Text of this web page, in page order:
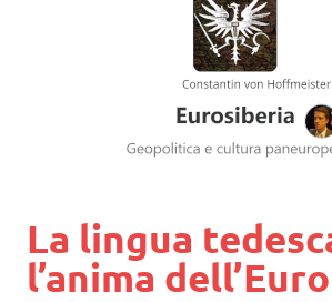
La lingua
l’anima